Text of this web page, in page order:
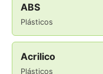
ABS
Plásticos
Acrilico
Plásticos